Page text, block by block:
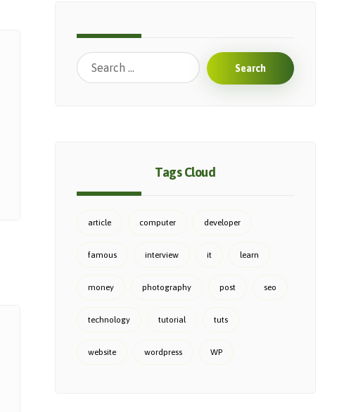
Search
Tags Cloud
article computer developer
famous interview it learn
money photography post seo
technology tutorial tuts
website wordpress WP